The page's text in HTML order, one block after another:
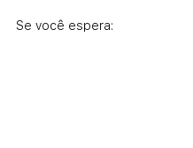
Se você espera: